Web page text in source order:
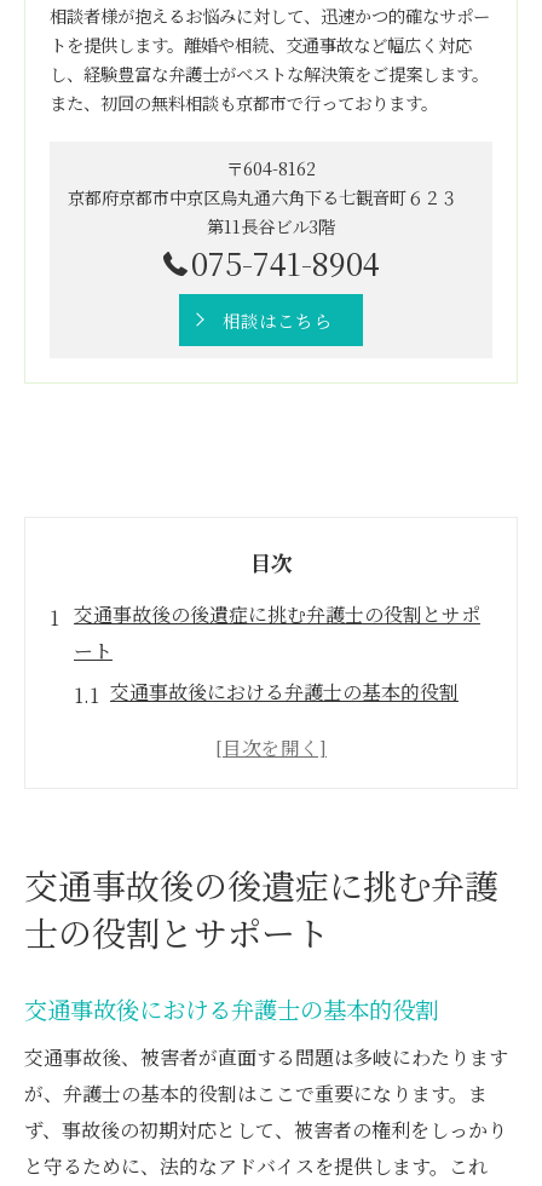
相談者様が抱えるお悩みに対して、迅速かつ的確なサポー
トを提供します。離婚や相続、交通事故など幅広く対応
し、経験豊富な弁護士がベストな解決策をご提案します。
また、初回の無料相談も京都市で行っております。
〒604-8162
京都府京都市中京区烏丸通六角下る七観音町６２３
第11長谷ビル3階
075-741-8904
相談はこちら
目次
交通事故後の後遺症に挑む弁護士の役割とサポ
ート
交通事故後における弁護士の基本的役割
後遺症対応における弁護士の重要性とは
交通事故被害者を支える弁護士のサポート
網
ズに
事前認定の手順を弁護士と共に確認
弁護士が後遺症の事前認定を助ける理由
事前認定成功の鍵となる弁護士のアドバイ
ス
交通事故後の後遺症に挑む弁護
士の役割とサポート
交通事故後における弁護士の基本的役割
交通事故後、被害者が直面する問題は多岐にわたります
が、弁護士の基本的役割はここで重要になります。ま
ず、事故後の初期対応として、被害者の権利をしっかり
と守るために、法的なアドバイスを提供します。これ